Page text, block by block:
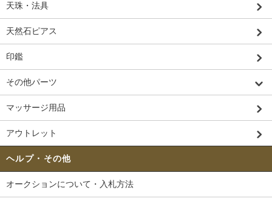
天珠・法具
天然石ピアス
印鑑
その他パーツ
マッサージ用品
アウトレット
ヘルプ・その他
オークションについて・入札方法